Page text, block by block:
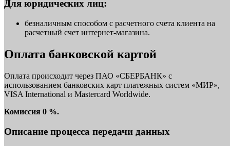
Для юридических лиц:
безналичным способом с расчетного счета клиента на
расчетный счет интернет-магазина.
Оплата банковской картой
Оплата происходит через ПАО «СБЕРБАНК» с
использованием банковских карт платежных систем «МИР»,
VISA International и Mastercard Worldwide.
Комиссия 0 %.
Описание процесса передачи данных